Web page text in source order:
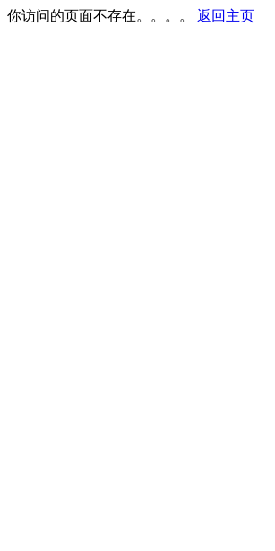
你访问的页面不存在。。。。 返回主页